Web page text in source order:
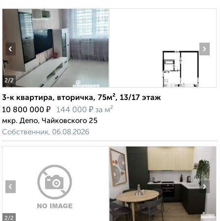
2/2
‹ ›
3-к квартира, вторичка, 75м², 13/17 этаж
10 800 000 ₽ 144 000 ₽ за м²
мкр. Депо, Чайковского 25
Собственник, 06.08.2026
2/2
‹ ›